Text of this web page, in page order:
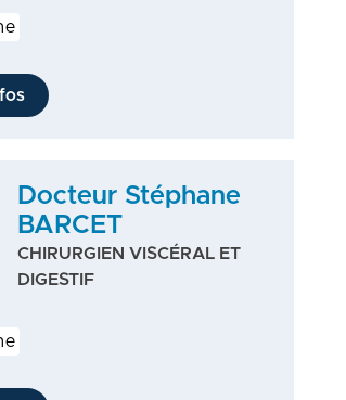
Docteur Stéphane
BARCET
CHIRURGIEN VISCÉRAL ET
DIGESTIF